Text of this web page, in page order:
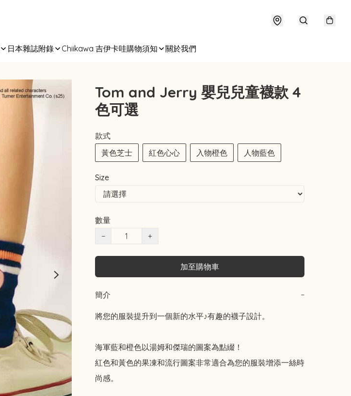
日本雜誌附錄 Chiikawa 吉伊卡哇購物須知 關於我們
Tom and Jerry 嬰兒兒童襪款 4
色可選
款式
黃色芝士
紅色心心 入物橙色 人物藍色
Size
數量
−
+
加至購物車
簡介 −
將您的服裝提升到一個新的水平♪有趣的襪子設計。
海軍藍和橙色以湯姆和傑瑞的圖案為點綴！
紅色和黃色的果凍和流行圖案非常適合為您的服裝增添一絲時
尚感。